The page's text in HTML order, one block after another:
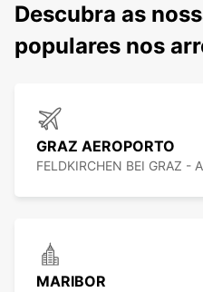
Descubra as
populares nos
GRAZ AEROPORTO
FELDKIRCHEN BEI GRAZ -
MARIBOR